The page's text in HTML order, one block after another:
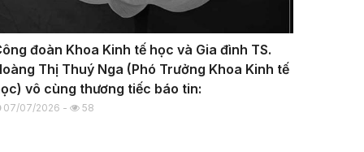
đoàn Khoa Kinh tế học và Gia đình TS.
Thị Thuý Nga (Phó Trưởng Khoa Kinh tế
vô cùng thương tiếc báo tin:
07/07/2026 - 58